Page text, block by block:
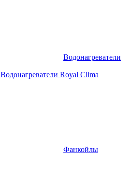
Водонагреватели
Водонагреватели Royal Clima
Фанкойлы